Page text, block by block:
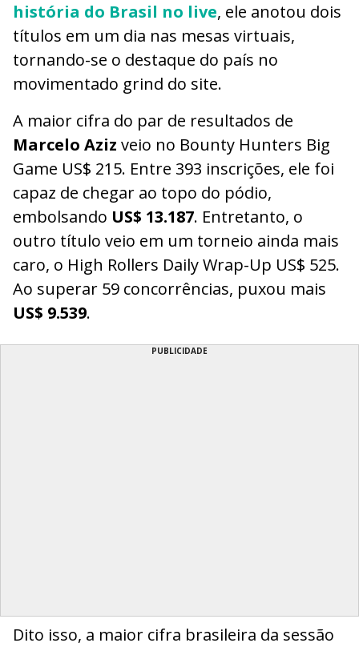
história do Brasil no live, ele anotou dois
títulos em um dia nas mesas virtuais,
tornando-se o destaque do país no
movimentado grind do site.
A maior cifra do par de resultados de
Marcelo Aziz veio no Bounty Hunters Big
Game US$ 215. Entre 393 inscrições, ele foi
capaz de chegar ao topo do pódio,
embolsando US$ 13.187. Entretanto, o
outro título veio em um torneio ainda mais
caro, o High Rollers Daily Wrap-Up US$ 525.
Ao superar 59 concorrências, puxou mais
US$ 9.539.
PUBLICIDADE
Dito isso, a maior cifra brasileira da sessão